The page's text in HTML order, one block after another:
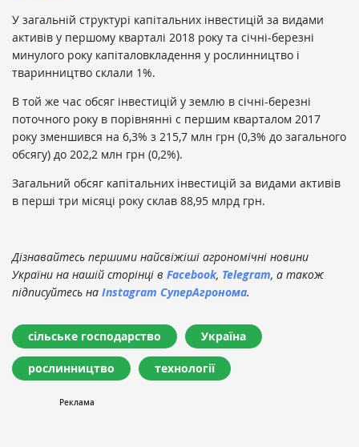
У загальній структурі капітальних інвестицій за видами
активів у першому кварталі 2018 року та січні-березні
минулого року капіталовкладення у рослинництво і
тваринництво склали 1%.
В той же час обсяг інвестицій у землю в січні-березні
поточного року в порівнянні с першим кварталом 2017
року зменшився на 6,3% з 215,7 млн грн (0,3% до загального
обсягу) до 202,2 млн грн (0,2%).
Загальний обсяг капітальних інвестицій за видами активів
в перші три місяці року склав 88,95 млрд грн.
Дізнавайтесь першими найсвіжіші агрономічні новини
України на нашій сторінці в Facebook, Telegram, а також
підписуйтесь на Instagram СуперАгронома.
сільське господарство Україна
рослинництво технології